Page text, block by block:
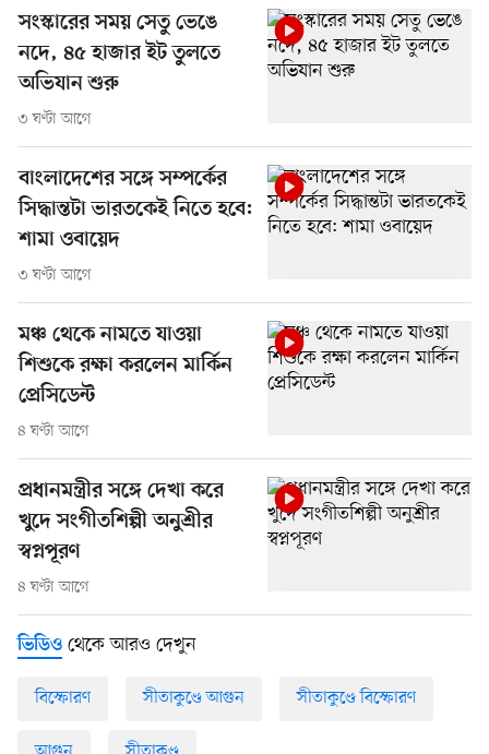
সংস্কারের সময় সেতু ভেঙে
নদে, ৪৫ হাজার ইট তুলতে
অভিযান শুরু
৩ ঘণ্টা আগে
বাংলাদেশের সঙ্গে সম্পর্কের
সিদ্ধান্তটা ভারতকেই নিতে হবে:
শামা ওবায়েদ
৩ ঘণ্টা আগে
মঞ্চ থেকে নামতে যাওয়া
শিশুকে রক্ষা করলেন মার্কিন
প্রেসিডেন্ট
৪ ঘণ্টা আগে
প্রধানমন্ত্রীর সঙ্গে দেখা করে
খুদে সংগীতশিল্পী অনুশ্রীর
স্বপ্নপূরণ
৪ ঘণ্টা আগে
ভিডিও থেকে আরও দেখুন
বিস্ফোরণ সীতাকুণ্ডে আগুন সীতাকুণ্ডে বিস্ফোরণ